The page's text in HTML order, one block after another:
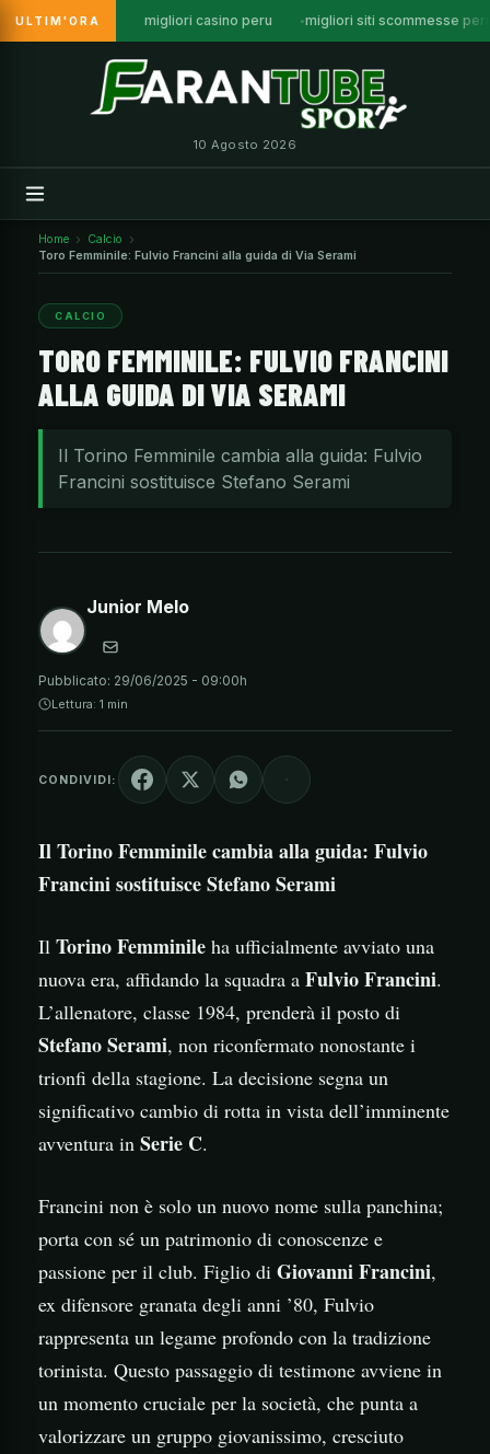
ULTIM'ORA migliori casino peru migliori siti scommesse
10 Agosto 2026
Home
Calcio
Toro Femminile: Fulvio Francini alla guida di Via Serami
CALCIO
TORO FEMMINILE: FULVIO FRANCINI
ALLA GUIDA DI VIA SERAMI
Il Torino Femminile cambia alla guida: Fulvio
Francini sostituisce Stefano Serami
Junior Melo
Pubblicato: 29/06/2025 - 09:00h
Lettura: 1 min
CONDIVIDI:
Il Torino Femminile cambia alla guida: Fulvio
Francini sostituisce Stefano Serami
Il Torino Femminile ha ufficialmente avviato una
nuova era, affidando la squadra a Fulvio Francini.
L’allenatore, classe 1984, prenderà il posto di
Stefano Serami, non riconfermato nonostante i
trionfi della stagione. La decisione segna un
significativo cambio di rotta in vista dell’imminente
avventura in Serie C.
Francini non è solo un nuovo nome sulla panchina;
porta con sé un patrimonio di conoscenze e
passione per il club. Figlio di Giovanni Francini,
ex difensore granata degli anni ’80, Fulvio
rappresenta un legame profondo con la tradizione
torinista. Questo passaggio di testimone avviene in
un momento cruciale per la società, che punta a
valorizzare un gruppo giovanissimo, cresciuto